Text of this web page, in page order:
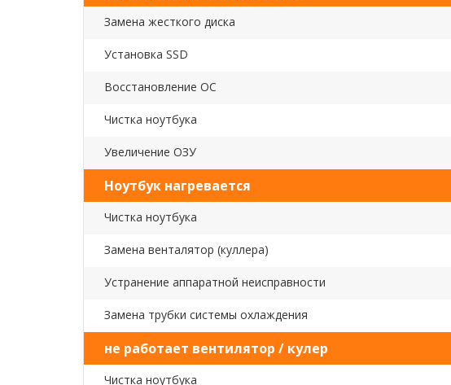
Замена жесткого диска
Установка SSD
Восстановление ОС
Чистка ноутбука
Увеличение ОЗУ
Ноутбук нагревается
Чистка ноутбука
Замена венталятор (куллера)
Устранение аппаратной неисправности
Замена трубки системы охлаждения
не работает вентилятор / кулер
Чистка ноутбука